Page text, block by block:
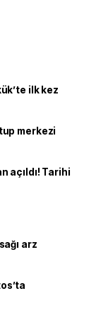
ilk kez
merkezi
açıldı! Tarihi
arz